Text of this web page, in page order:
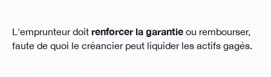
L'emprunteur doit renforcer la garantieou rembourser,
faute de quoi le créancier peut liquider les actifs gagés.